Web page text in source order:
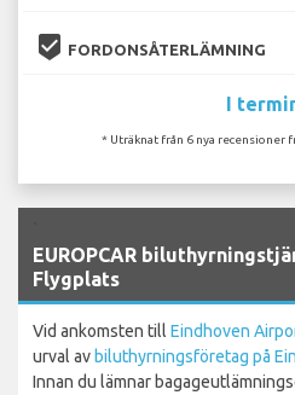
beenhere FORDONSÅTERLÄMNING
I
* Uträknat från 6 nya recensioner
EUROPCAR
Flygplats
Vid ankomsten till Eindhoven
urval avbiluthyrningsföretag på
Innan du lämnar